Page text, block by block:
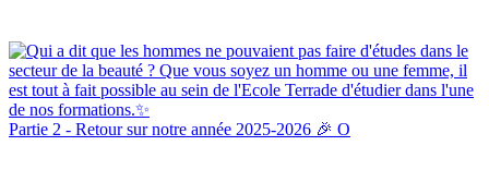
Partie 2 - Retour sur notre année 2025-2026 🎉 O